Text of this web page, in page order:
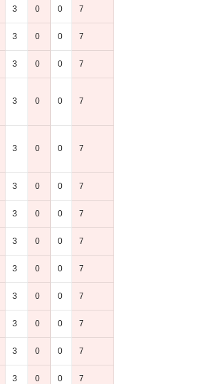
3 0 0 7
3 0 0 7
3 0 0 7
3 0 0 7
3 0 0 7
3 0 0 7
3 0 0 7
3 0 0 7
3 0 0 7
3 0 0 7
3 0 0 7
3 0 0 7
3 0 0 7